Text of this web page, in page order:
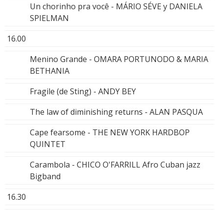
Un chorinho pra você - MÁRIO SÉVE y DANIELA
SPIELMAN
16.00
Menino Grande - OMARA PORTUNODO & MARIA
BETHANIA
Fragile (de Sting) - ANDY BEY
The law of diminishing returns - ALAN PASQUA
Cape fearsome - THE NEW YORK HARDBOP
QUINTET
Carambola - CHICO O'FARRILL Afro Cuban jazz
Bigband
16.30